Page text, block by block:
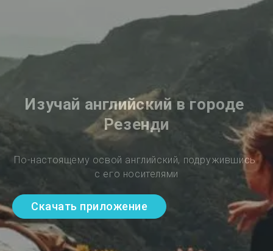
Изучай английский в городе
Резенди
По-настоящему освой английский, подружившись
с его носителями
Скачать приложение